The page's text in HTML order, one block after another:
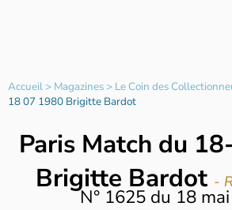
Accueil> Magazines> Le Coin des
18 07 1980 Brigitte Bardot
Paris Match du
Brigitte Bardot -
N° 1625du 18